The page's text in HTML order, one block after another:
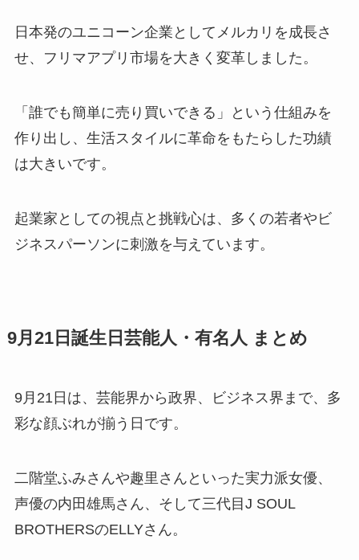
日本発のユニコーン企業としてメルカリを成長さ
せ、フリマアプリ市場を大きく変革しました。
「誰でも簡単に売り買いできる」という仕組みを
作り出し、生活スタイルに革命をもたらした功績
は大きいです。
起業家としての視点と挑戦心は、多くの若者やビ
ジネスパーソンに刺激を与えています。
9月21日誕生日芸能人・有名人 まとめ
9月21日は、芸能界から政界、ビジネス界まで、多
彩な顔ぶれが揃う日です。
二階堂ふみさんや趣里さんといった実力派女優、
声優の内田雄馬さん、そして三代目J SOUL
BROTHERSのELLYさん。